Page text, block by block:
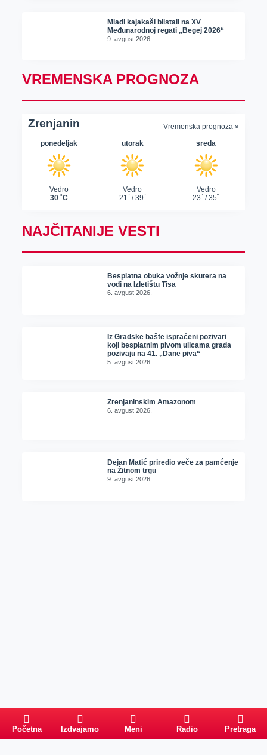
Mladi kajakaši blistali na XV
Međunarodnoj regati „Begej 2026“
9. avgust 2026.
VREMENSKA PROGNOZA
NAJČITANIJE VESTI
Besplatna obuka vožnje skutera na
vodi na Izletištu Tisa
6. avgust 2026.
Iz Gradske bašte ispraćeni pozivari
koji besplatnim pivom ulicama grada
pozivaju na 41. „Dane piva“
5. avgust 2026.
Zrenjaninskim Amazonom
6. avgust 2026.
Dejan Matić priredio veče za pamćenje
na Žitnom trgu
9. avgust 2026.
Početna Izdvajamo Meni Radio Pretraga